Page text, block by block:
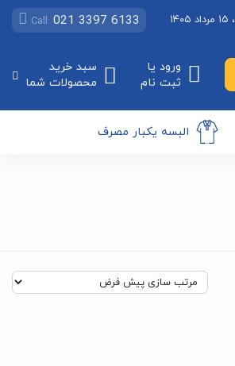
Call: 021 3397 6133
ورود یا
ثبت نام
سبد خرید
محصولات شما
البسه یکبار مصرف